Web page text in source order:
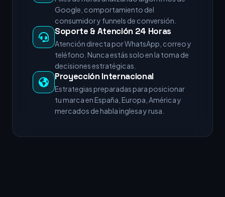
Google, comportamiento del
consumidor y funnels de conversión.
Soporte & Atención 24 Horas
Atención directa por WhatsApp, correo y
teléfono. Nunca estás solo en la toma de
decisiones estratégicas.
Proyección Internacional
Estrategias preparadas para posicionar
tu marca en España, Europa, América y
mercados de habla inglesa y rusa.